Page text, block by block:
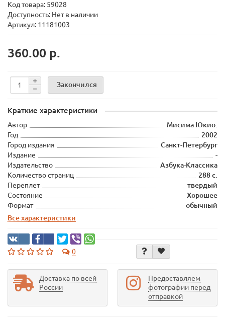
Код товара: 59028
Доступность: Нет в наличии
Артикул: 11181003
360.00 р.
Закончился
Краткие характеристики
Автор
Мисима Юкио.
Год
2002
Город издания
Санкт-Петербург
Издание
-
Издательство
Азбука-Классика
Количество страниц
288 с.
Переплет
твердый
Состояние
Хорошее
Формат
обычный
Все характеристики
0
Доставка по всей
России
Предоставляем
фотографии перед
отправкой